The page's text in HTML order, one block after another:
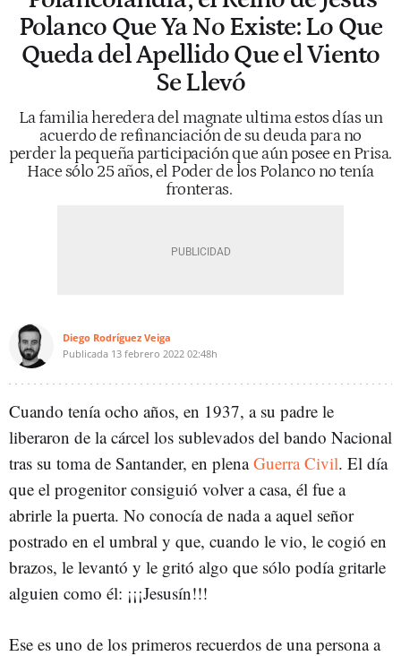
Polanco Que Ya No Existe: Lo Que
Queda del Apellido Que el Viento
Se Llevó
La familia heredera del magnate ultima estos días un
acuerdo de refinanciación de su deuda para no
perder la pequeña participación que aún posee en Prisa.
Hace sólo 25 años, el Poder de los Polanco no tenía
fronteras.
Diego Rodríguez Veiga
Publicada 13 febrero 2022 02:48h
Cuando tenía ocho años, en 1937, a su padre le
liberaron de la cárcel los sublevados del bando Nacional
tras su toma de Santander, en plenaGuerra Civil. El día
que el progenitor consiguió volver a casa, él fue a
abrirle la puerta. No conocía de nada a aquel señor
postrado en el umbral y que, cuando le vio, le cogió en
brazos, le levantó y le gritó algo que sólo podía gritarle
alguien como él: ¡¡¡Jesusín!!!
Ese es uno de los primeros recuerdos de una persona a